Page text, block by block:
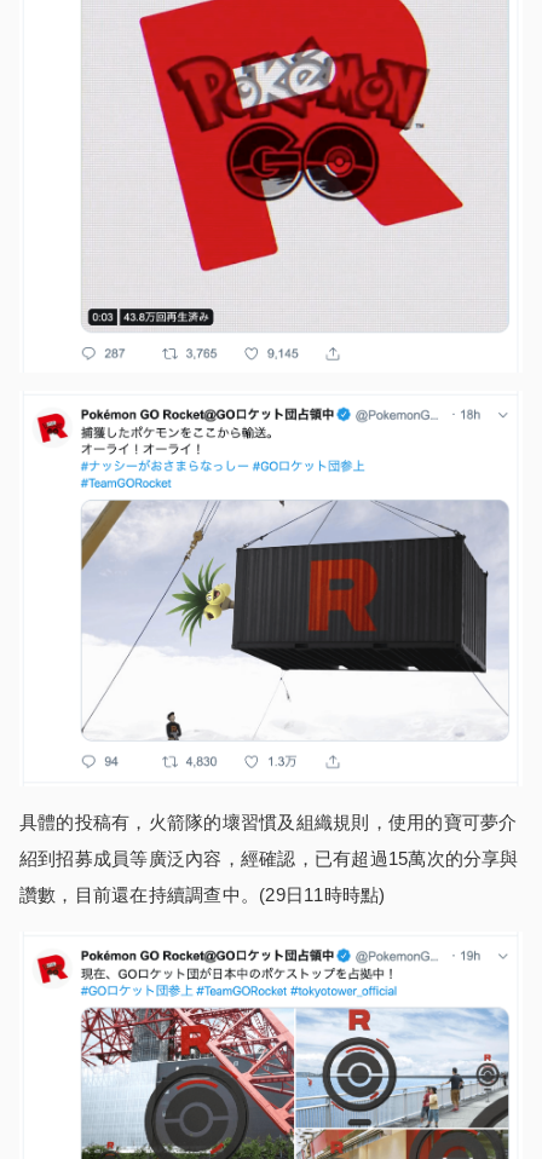
具體的投稿有，火箭隊的壞習慣及組織規則，使用的寶可夢介
紹到招募成員等廣泛內容，經確認，已有超過15萬次的分享與
讚數，目前還在持續調查中。(29日11時時點)